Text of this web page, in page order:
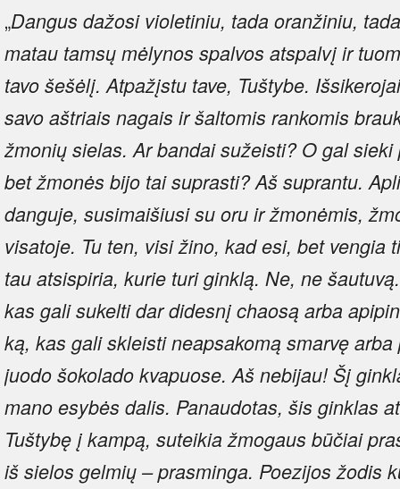
„Dangus dažosi violetiniu, tada oranžiniu,
matau tamsų mėlynos spalvos atspalvį ir
tavo šešėlį. Atpažįstu tave, Tuštybe.
savo aštriais nagais ir šaltomis rankomis
žmonių sielas. Ar bandai sužeisti? O gal
bet žmonės bijo tai suprasti? Aš suprantu.
danguje, susimaišiusi su oru ir žmonėmis,
visatoje. Tu ten, visi žino, kad esi, bet vengia
tau atsispiria, kurie turi ginklą. Ne, ne
kas gali sukelti dar didesnį chaosą arba
ką, kas gali skleisti neapsakomą smarvę
juodo šokolado kvapuose. Aš nebijau! Šį
mano esybės dalis. Panaudotas, šis ginklas
Tuštybę į kampą, suteikia žmogaus būčiai
iš sielos gelmių – prasminga. Poezijos žodis